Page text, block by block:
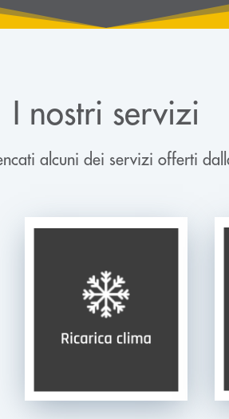
I nostri servizi
alcuni dei servizi offerti